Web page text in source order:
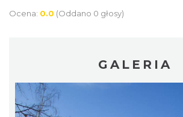
Ocena: 0.0 (Oddano 0 głosy)
GALERIA